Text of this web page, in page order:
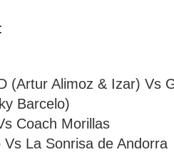
(Artur Alimoz & Izar) Vs
Barcelo)
Coach Morillas
Vs La Sonrisa de Andorra